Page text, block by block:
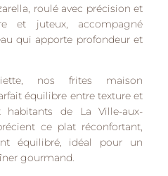
, roulé avec précision et
et juteux, accompagné
qui apporte profondeur et
nosfrites maison
équilibre entre texture et
habitants de La Ville-aux-
ce plat réconfortant,
équilibré, idéal pour un
gourmand.